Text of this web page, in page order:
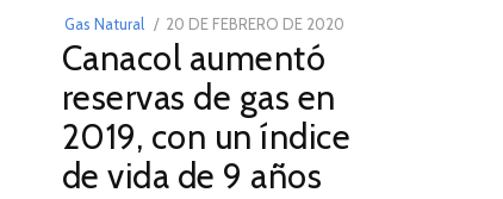
Gas Natural
POSTED
ON
20 DE FEBRERO DE 2020
2025
Canacol aumentó
reservas de gas en
2019, con un índice
de vida de 9 años